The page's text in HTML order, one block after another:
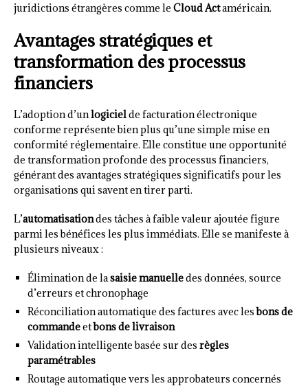
juridictions étrangères comme le Cloud Actaméricain.
Avantages stratégiques et
transformation des processus
financiers
L’adoption d’unlogicielde facturation électronique
conforme représente bien plus qu’une simple mise en
conformité réglementaire. Elle constitue une opportunité
de transformation profonde des processus financiers,
générant des avantages stratégiques significatifs pour les
organisations qui savent en tirer parti.
L’automatisationdes tâches à faible valeur ajoutée figure
parmi les bénéfices les plus immédiats. Elle se manifeste à
plusieurs niveaux :
Élimination de lasaisie manuelledes données, source
d’erreurs et chronophage
Réconciliation automatique des factures avec lesbons de
commandeetbons de livraison
Validation intelligente basée sur des règles
paramétrables
Routage automatique vers les approbateurs concernés